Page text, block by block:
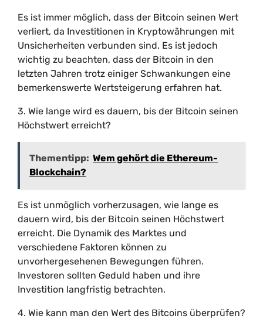
Es ist immer möglich, dass der Bitcoin seinen Wert
verliert, da Investitionen in Kryptowährungen mit
Unsicherheiten verbunden sind. Es ist jedoch
wichtig zu beachten, dass der Bitcoin in den
letzten Jahren trotz einiger Schwankungen eine
bemerkenswerte Wertsteigerung erfahren hat.
3. Wie lange wird es dauern, bis der Bitcoin seinen
Höchstwert erreicht?
Thementipp: Wem gehört die Ethereum-
Blockchain?
Es ist unmöglich vorherzusagen, wie lange es
dauern wird, bis der Bitcoin seinen Höchstwert
erreicht. Die Dynamik des Marktes und
verschiedene Faktoren können zu
unvorhergesehenen Bewegungen führen.
Investoren sollten Geduld haben und ihre
Investition langfristig betrachten.
4. Wie kann man den Wert des Bitcoins überprüfen?